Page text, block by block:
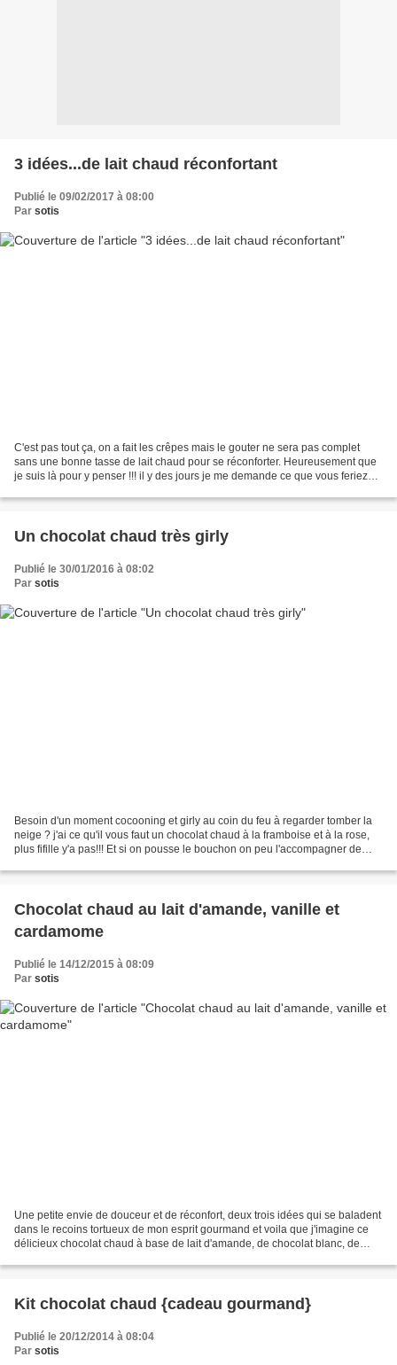
3 idées...de lait chaud réconfortant
Publié le 09/02/2017 à 08:00
Par sotis
C'est pas tout ça, on a fait les crêpes mais le gouter ne sera pas complet
sans une bonne tasse de lait chaud pour se réconforter. Heureusement que
je suis là pour y penser !!! il y des jours je me demande ce que vous feriez
Un chocolat chaud très girly
Publié le 30/01/2016 à 08:02
Par sotis
Besoin d'un moment cocooning et girly au coin du feu à regarder tomber la
neige ? j'ai ce qu'il vous faut un chocolat chaud à la framboise et à la rose,
plus fifille y'a pas!!! Et si on pousse le bouchon on peu l'accompagner de
Chocolat chaud au lait d'amande, vanille et
cardamome
Publié le 14/12/2015 à 08:09
Par sotis
Une petite envie de douceur et de réconfort, deux trois idées qui se baladent
dans le recoins tortueux de mon esprit gourmand et voila que j'imagine ce
délicieux chocolat chaud à base de lait d'amande, de chocolat blanc, de
Kit chocolat chaud {cadeau gourmand}
Publié le 20/12/2014 à 08:04
Par sotis